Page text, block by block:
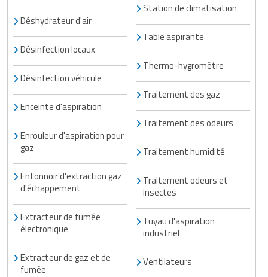
Tables de préparation réfrigérées
Ustensile de cuisine
Vaisselle restaurant
Vitrines réfrigérées
Déshydrateur d'air
Désinfection locaux
Désinfection véhicule
Enceinte d'aspiration
Enrouleur d'aspiration pour
gaz
Entonnoir d'extraction gaz
d'échappement
Extracteur de fumée
électronique
Extracteur de gaz et de
fumée
Station de climatisation
Table aspirante
Thermo-hygromètre
Traitement des gaz
Traitement des odeurs
Traitement humidité
Traitement odeurs et
insectes
Tuyau d'aspiration
industriel
Ventilateurs